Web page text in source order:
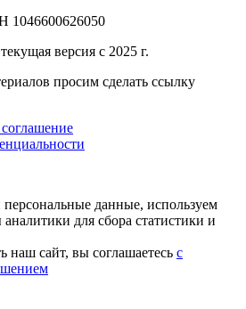
версия с 2025 г.
просим сделать ссылку
данные, используем
для сбора статистики и
наш сайт, вы соглашаетесь с